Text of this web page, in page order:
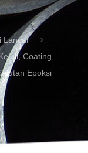
Lancar
Coating
Epoksi